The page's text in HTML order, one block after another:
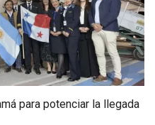
para potenciar la llegada